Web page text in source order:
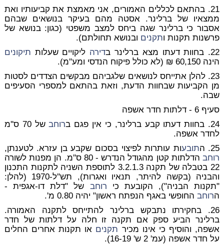
21. בהתאם לכללים האמורים, אני מאמצת את קביעותיו ואת
ממצאיו של ברלינר. אסטה מהם בעיקר בנושאים שבהם
אסבור כי ברלינר שגה ביחס למצב משפטי (כגון: בנושא של
פרשנות תקנות ותקנים ובנושא תחולתם).
22. בחוות דעתו מצא ברלינר ב
דירה ליקויים שעלות תיקונים
הינה 60,150 ₪ (לא כולל פיקוח הנדסי ומע''מ).
23. להלן אתייחס לנושאים שלגביהם מבקשים הצדדים לסטות
מן הקביעות שבחוות הדעת, וזאת בהתאם למספרי הסעיפים
שבה.
סעיף 6 - דלתות חדר אשפה
24. בחוות דעתו קבע ברלינר, כי אין פגם ב
רוחב
של 70 ס''מ
לחדר אשפה.
25. ה
תובעות עותרות לפיצוי בסכום שקבע בן עזרא. לטענתן,
רוחב
הדלתות קטן מהגודל הנדרש - 80 ס''מ. הן מפנות לשורה
22 בטבלה של תקנה 3.2.1.3 לתוספת השניה לתקנות התכנון
והבניה (בקשה להיתר, תנאיו ואגרות), תש''ל-1970 (להלן:
"תקנות הבניה"), הקובעת כי רוחב של "דלת דו-אגפית -
הרוחבהחופשי באגף הנפתח ראשון" יהיה 0.80 מ'.
26. בחקירתו נתבקש ברלינר להתייחס לתקנה האמורה.
ברלינר הביע ספק אם תקנה זו חלה על דלתות של חדר
אשפה, והוסיף כי אינו מכיר תקנים או תקנות אחרים החלים
על חדר אשפה (עמ' 2 ש' 16-19).